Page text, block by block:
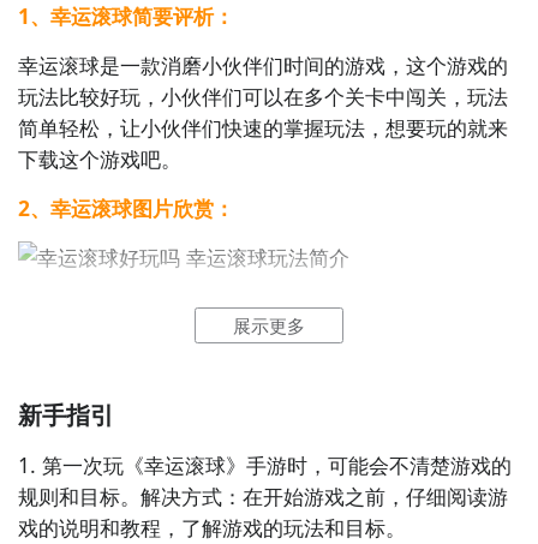
10. 《挑战脑筋急转弯》- 接受各种有趣的脑筋急转弯挑
战，解开谜题，锻炼你的逻辑思维和创造力。
1、幸运滚球简要评析：
幸运滚球是一款消磨小伙伴们时间的游戏，这个游戏的
玩法比较好玩，小伙伴们可以在多个关卡中闯关，玩法
简单轻松，让小伙伴们快速的掌握玩法，想要玩的就来
下载这个游戏吧。
2、幸运滚球图片欣赏：
通过上面的游戏介绍和图片，可能大家对幸运滚球有大
致的了解了，不过这么游戏要怎么样才能抢先体验到
了，通过在九游APP中搜索“幸运滚球”，点击右边的
【订阅】或者是【开测提醒】，订阅游戏就不会错过最
先的下载机会了咯！
下载九游APP订阅幸运滚球>>>>>>
展示更多
新手指引
1. 第一次玩《幸运滚球》手游时，可能会不清楚游戏的
规则和目标。解决方式：在开始游戏之前，仔细阅读游
戏的说明和教程，了解游戏的玩法和目标。